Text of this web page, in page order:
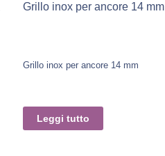
Grillo inox per ancore 14 mm
Grillo inox per ancore 14 mm
Leggi tutto